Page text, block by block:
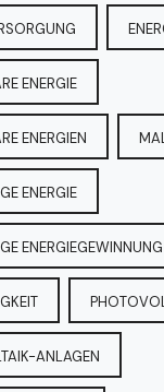
ENERGIE
ENERGIEN
ENERGIE
ENERGIEGEWINNUNG
ANLAGEN